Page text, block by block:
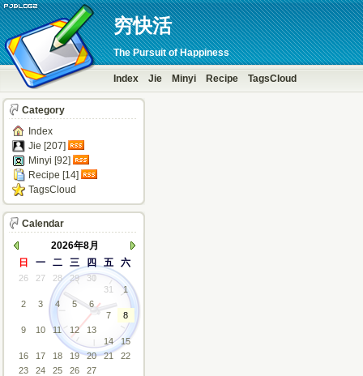
穷快活
The Pursuit of Happiness
Index Jie Minyi Recipe TagsCloud
Category
Index
Jie [207]
Minyi [92]
Recipe [14]
TagsCloud
Calendar
2026年8月
日
一 二 三 四 五 六
26 27 28 29
30
31
1
2
3 4 5
6
7
8
9
10 11 12
13
14
15
16
17 18 19 20 21
22
23
24 25 26
27